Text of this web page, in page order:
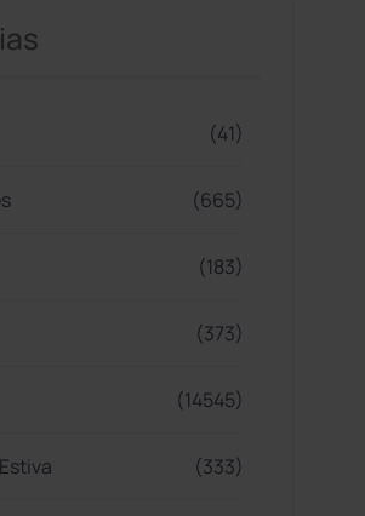
(41)
(665)
(183)
(373)
(14545)
(333)